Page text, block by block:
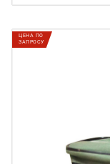
ЦЕНА ПО
ЗАПРОСУ